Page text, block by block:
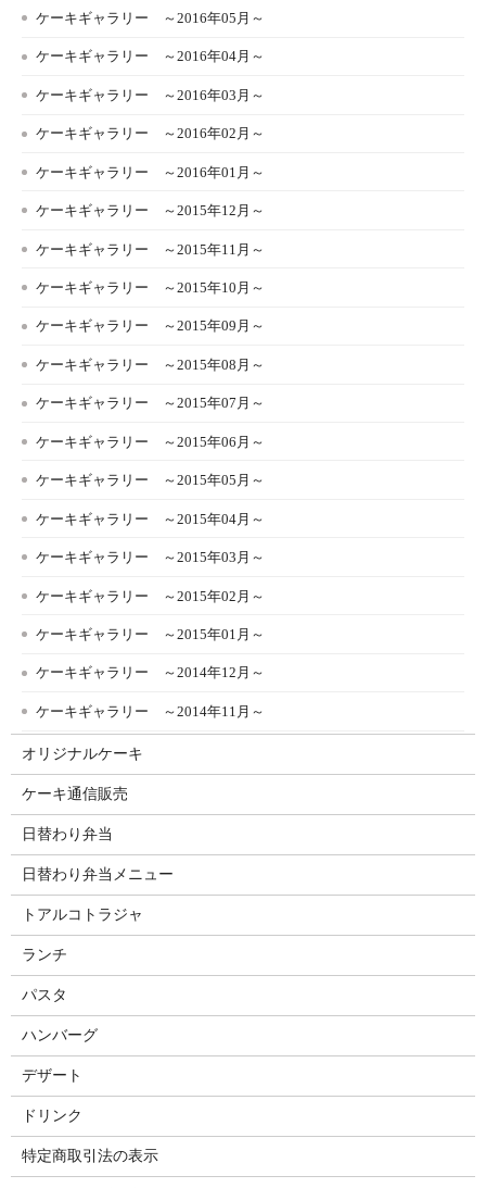
ケーキギャラリー ～2016年05月～
ケーキギャラリー ～2016年04月～
ケーキギャラリー ～2016年03月～
ケーキギャラリー ～2016年02月～
ケーキギャラリー ～2016年01月～
ケーキギャラリー ～2015年12月～
ケーキギャラリー ～2015年11月～
ケーキギャラリー ～2015年10月～
ケーキギャラリー ～2015年09月～
ケーキギャラリー ～2015年08月～
ケーキギャラリー ～2015年07月～
ケーキギャラリー ～2015年06月～
ケーキギャラリー ～2015年05月～
ケーキギャラリー ～2015年04月～
ケーキギャラリー ～2015年03月～
ケーキギャラリー ～2015年02月～
ケーキギャラリー ～2015年01月～
ケーキギャラリー ～2014年12月～
ケーキギャラリー ～2014年11月～
オリジナルケーキ
ケーキ通信販売
日替わり弁当
日替わり弁当メニュー
トアルコトラジャ
ランチ
パスタ
ハンバーグ
デザート
ドリンク
特定商取引法の表示